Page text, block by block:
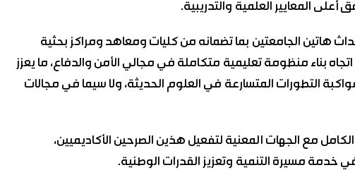
المعايير العلمية والتدريبية.
هاتين الجامعتين بما تضمانه من كليات ومعاهد ومراكز بحثية
بناء منظومة تعليمية متكاملة في مجالي الأمن والدفاع، ما يعزز
التطورات المتسارعة في العلوم الحديثة، ولا سيما في مجالات
مع الجهات المعنية لتفعيل هذين الصرحين الأكاديميين،
خدمة مسيرة التنمية وتعزيز القدرات الوطنية.